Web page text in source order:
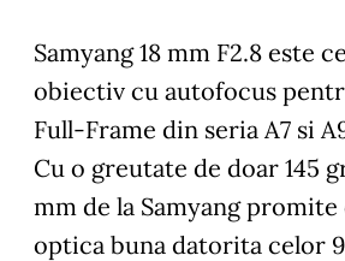
Samyang 18 mm F2.8 este
obiectiv cu autofocus
Full-Frame din seria A7 si
Cu o greutate de doar 145
mm de la Samyang
optica buna datorita celor